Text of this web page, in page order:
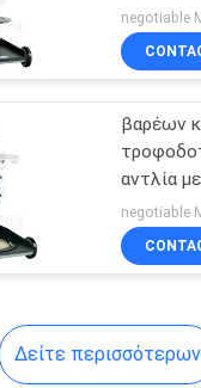
negotiable
βαρέων
αντλία
λιπών
στη
negotiable
Δείτε περισσότερων